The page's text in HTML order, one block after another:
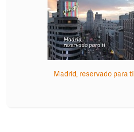
Madrid, reservado para ti